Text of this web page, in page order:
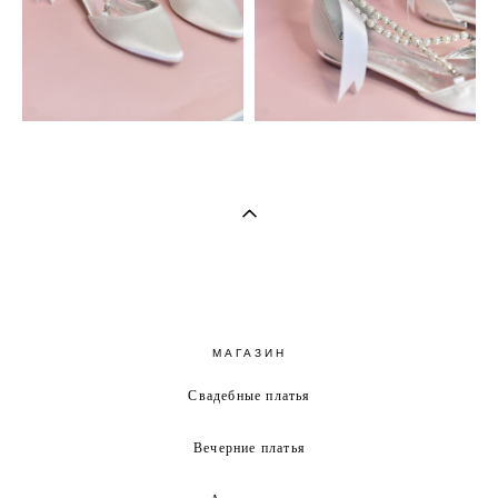
МАГАЗИН
Свадебные платья
Вечерние платья